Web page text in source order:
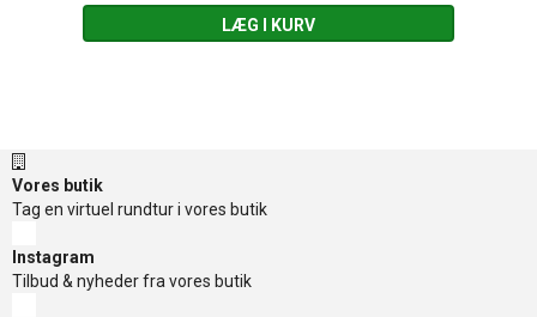
LÆG I KURV
Vores butik
Tag en virtuel rundtur i vores butik
Instagram
Tilbud & nyheder fra vores butik